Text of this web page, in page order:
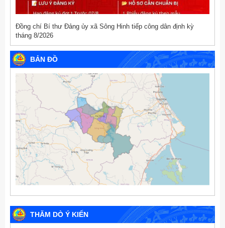
Đồng chí Bí thư Đảng ủy xã Sông Hinh tiếp công dân định kỳ
tháng 8/2026
BẢN ĐỒ
THĂM DÒ Ý KIẾN